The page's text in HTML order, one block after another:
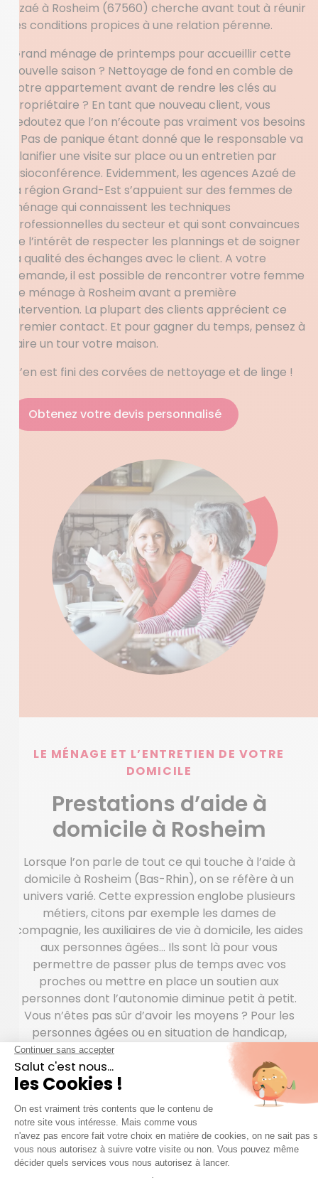
Azaé à Rosheim (67560) cherche avant tout à réunir
les conditions propices à une relation pérenne.
Grand ménage de printemps pour accueillir cette
nouvelle saison ? Nettoyage de fond en comble de
votre appartement avant de rendre les clés au
propriétaire ? En tant que nouveau client, vous
redoutez que l’on n’écoute pas vraiment vos besoins
? Pas de panique étant donné que le responsable va
planifier une visite sur place ou un entretien par
visioconférence. Evidemment, les agences Azaé de
la région Grand-Est s’appuient sur des femmes de
ménage qui connaissent les techniques
professionnelles du secteur et qui sont convaincues
de l’intérêt de respecter les plannings et de soigner
la qualité des échanges avec le client. A votre
demande, il est possible de rencontrer votre femme
de ménage à Rosheim avant a première
intervention. La plupart des clients apprécient ce
premier contact. Et pour gagner du temps, pensez à
faire un tour votre maison.
C’en est fini des corvées de nettoyage et de linge !
Obtenez votre devis personnalisé
LE MÉNAGE ET L’ENTRETIEN DE VOTRE
DOMICILE
Prestations d’aide à
domicile à Rosheim
Lorsque l’on parle de tout ce qui touche à l’aide à
domicile à Rosheim (Bas-Rhin), on se réfère à un
univers varié. Cette expression englobe plusieurs
métiers, citons par exemple les dames de
compagnie, les auxiliaires de vie à domicile, les aides
aux personnes âgées… Ils sont là pour vous
permettre de passer plus de temps avec vos
proches ou mettre en place un soutien aux
personnes dont l’autonomie diminue petit à petit.
Vous n’êtes pas sûr d’avoir les moyens ? Pour les
personnes âgées ou en situation de handicap,
différentes aides peuvent être octroyées dans le
cadre des interventions d’aide à domicile. Et quelle
que soit votre situation, les prestations Azaé
engendrent un crédit d’impôt correspondant à 50%
du montant global. Sans oublier l’utilisation du CESU
préfinancé qui peut être cofinancé par un
employeur, une commune ou une région, un
assureur…